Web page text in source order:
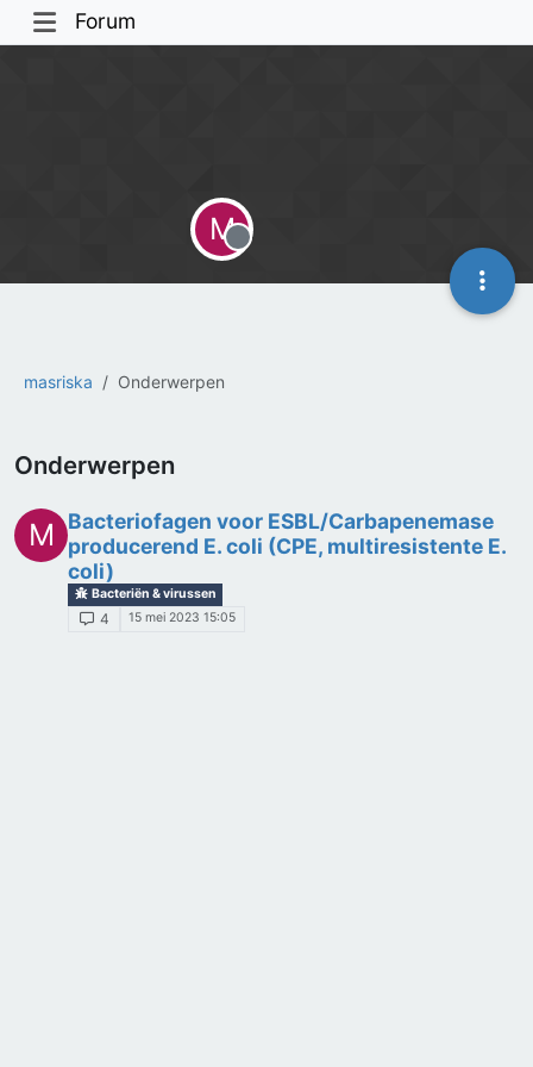
Forum
masriska Onderwerpen
M
Offline
Onderwerpen
M
Bacteriofagen voor ESBL/Carbapenemase
producerend E. coli (CPE, multiresistente E.
coli)
Bacteriën & virussen
4 15 mei 2023 15:05